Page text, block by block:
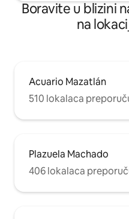
Boravite u blizini
na
Acuario Mazatlán
510 lokalaca
Plazuela Machado
406 lokalaca